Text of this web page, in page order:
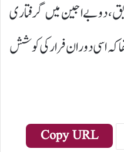
دوبے اجین میں گرفتاری
کہ اسی دوران فرار کی کوشش
Copy URL